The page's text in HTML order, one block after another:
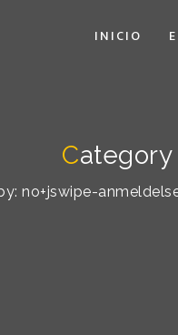
INICIO
Category
no+jswipe-